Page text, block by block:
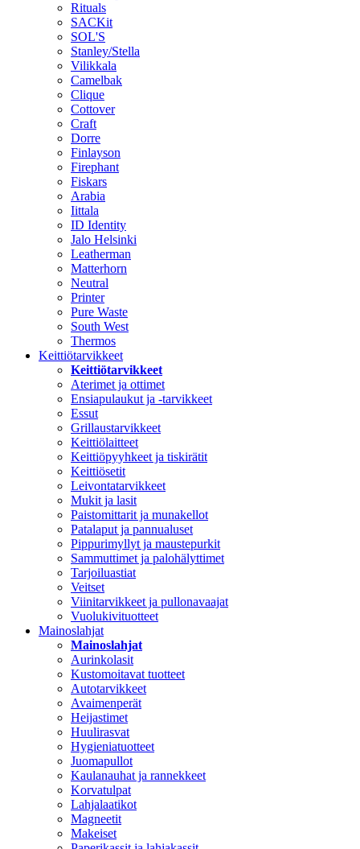
Rituals
SACKit
SOL'S
Stanley/Stella
Vilikkala
Camelbak
Clique
Cottover
Craft
Dorre
Finlayson
Firephant
Fiskars
Arabia
Iittala
ID Identity
Jalo Helsinki
Leatherman
Matterhorn
Neutral
Printer
Pure Waste
South West
Thermos
Keittiötarvikkeet
Keittiötarvikkeet
Aterimet ja ottimet
Ensiapulaukut ja -tarvikkeet
Essut
Grillaustarvikkeet
Keittiölaitteet
Keittiöpyyhkeet ja tiskirätit
Keittiösetit
Leivontatarvikkeet
Mukit ja lasit
Paistomittarit ja munakellot
Patalaput ja pannualuset
Pippurimyllyt ja maustepurkit
Sammuttimet ja palohälyttimet
Tarjoiluastiat
Veitset
Viinitarvikkeet ja pullonavaajat
Vuolukivituotteet
Mainoslahjat
Mainoslahjat
Aurinkolasit
Kustomoitavat tuotteet
Autotarvikkeet
Avaimenperät
Heijastimet
Huulirasvat
Hygieniatuotteet
Juomapullot
Kaulanauhat ja rannekkeet
Korvatulpat
Lahjalaatikot
Magneetit
Makeiset